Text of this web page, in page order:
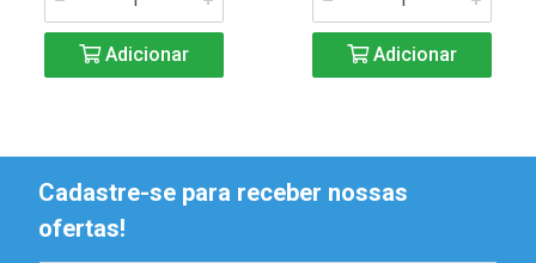
Adicionar Adicionar
Cadastre-se para receber nossas
ofertas!